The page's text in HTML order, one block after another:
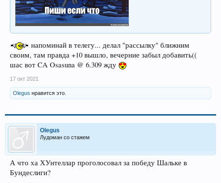
напоминай в телегу... делал "рассылку" ближним
своим, там правда +10 вышло, вечерние забыл добавить((
шас вот CA Osasuna @ 6.309 жду
17 окт 2021
Olegus нравится это.
Olegus
Лудоман со стажем
А что ха ХУнтеллар проголосовал за победу Шальке в
Бундеслиги?